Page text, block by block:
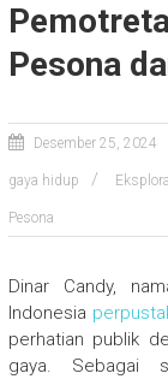
Pesona
Desember 25, 2024
gaya hidup
Pesona
Dinar Candy,
Indonesia
perhatian publik
gaya. Sebagai